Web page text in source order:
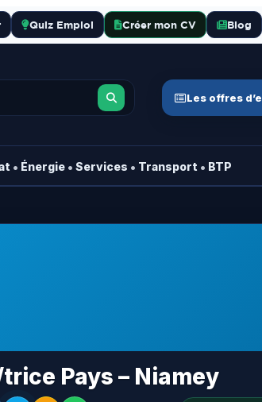
Quiz Emploi Créer mon CV Blog
Les offres
• Énergie • Services • Transport • BTP
Pays – Niamey